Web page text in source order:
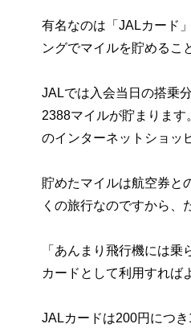
有名なのは「JALカード
ングでマイルを貯めるこ
JALでは入会当日の搭乗
2388マイルが貯まりま
のインターネットショッ
貯めたマイルは航空券と
くの旅行なのですから、
「あんまり飛行機には
カードとして利用すれば
JALカードは200円につ